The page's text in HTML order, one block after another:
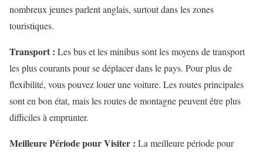
nombreux jeunes parlent anglais, surtout dans les zones
touristiques.
Transport : Les bus et les minibus sont les moyens de transport
les plus courants pour se déplacer dans le pays. Pour plus de
flexibilité, vous pouvez louer une voiture. Les routes principales
sont en bon état, mais les routes de montagne peuvent être plus
difficiles à emprunter.
Meilleure Période pour Visiter : La meilleure période pour